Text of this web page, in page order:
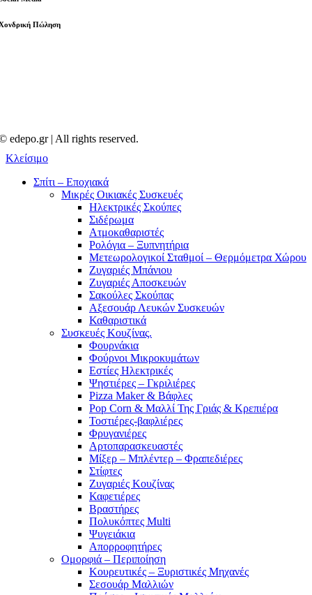
Πώληση
edepo.gr | All rights reserved.
Κλείσιμο
Σπίτι – Εποχιακά
Μικρές Οικιακές Συσκευές
Ηλεκτρικές Σκούπες
Σιδέρωμα
Ατμοκαθαριστές
Ρολόγια – Ξυπνητήρια
Μετεωρολογικοί Σταθμοί – Θερμόμετρα Χώρου
Ζυγαριές Μπάνιου
Ζυγαριές Αποσκευών
Σακούλες Σκούπας
Αξεσουάρ Λευκών Συσκευών
Καθαριστικά
Συσκευές Κουζίνας.
Φουρνάκια
Φούρνοι Μικροκυμάτων
Εστίες Ηλεκτρικές
Ψηστιέρες – Γκριλιέρες
Pizza Maker & Βάφλες
Pop Corn & Μαλλί Της Γριάς & Κρεπιέρα
Τοστιέρες-βαφλιέρες
Φρυγανιέρες
Αρτοπαρασκευαστές
Μίξερ – Μπλέντερ – Φραπεδιέρες
Στίφτες
Ζυγαριές Κουζίνας
Καφετιέρες
Βραστήρες
Πολυκόπτες Multi
Ψυγειάκια
Απορροφητήρες
Ομορφιά – Περιποίηση
Κουρευτικές – Ξυριστικές Μηχανές
Σεσουάρ Μαλλιών